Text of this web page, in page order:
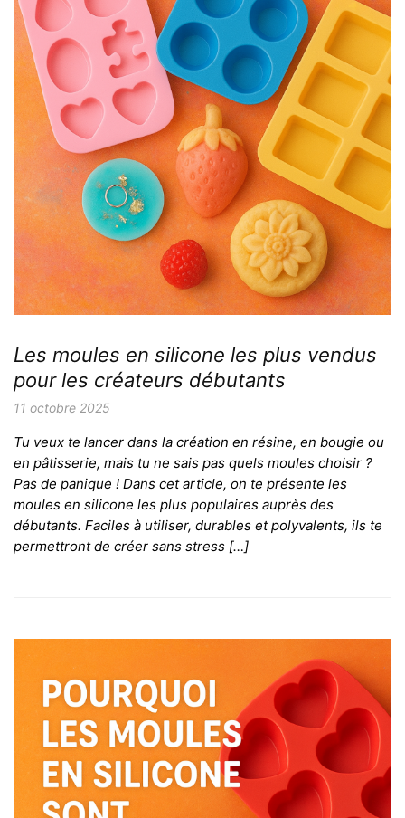
Les moules en silicone les plus vendus
pour les créateurs débutants
11 octobre 2025
Tu veux te lancer dans la création en résine, en bougie ou
en pâtisserie, mais tu ne sais pas quels moules choisir ?
Pas de panique ! Dans cet article, on te présente les
moules en silicone les plus populaires auprès des
débutants. Faciles à utiliser, durables et polyvalents, ils te
permettront de créer sans stress […]